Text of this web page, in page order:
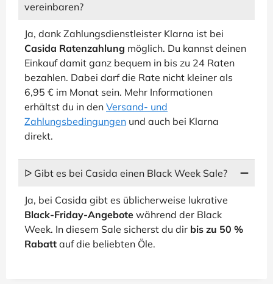
vereinbaren?
Ja, dank Zahlungsdienstleister Klarna ist bei
Casida Ratenzahlung möglich. Du kannst deinen
Einkauf damit ganz bequem in bis zu 24 Raten
bezahlen. Dabei darf die Rate nicht kleiner als
6,95 € im Monat sein. Mehr Informationen
erhältst du in den Versand- und
Zahlungsbedingungen und auch bei Klarna
direkt.
ᐅ Gibt es bei Casida einen Black Week Sale?
Ja, bei Casida gibt es üblicherweise lukrative
Black-Friday-Angebote während der Black
Week. In diesem Sale sicherst du dir bis zu 50 %
Rabatt auf die beliebten Öle.